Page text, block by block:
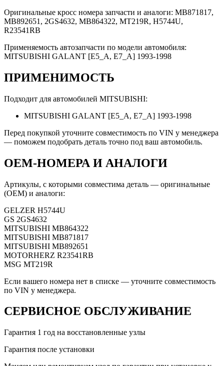
Оригинальные кросс номера запчасти и аналоги: MB871817,
MB892651, 2GS4632, MB864322, MT219R, H5744U,
R23541RB
Применяемость автозапчасти по модели автомобиля:
MITSUBISHI GALANT [E5_A, E7_A] 1993-1998
ПРИМЕНИМОСТЬ
Подходит для автомобилей MITSUBISHI:
MITSUBISHI GALANT [E5_A, E7_A] 1993-1998
Перед покупкой уточните совместимость по VIN у менеджера
— поможем подобрать деталь точно под ваш автомобиль.
OEM-НОМЕРА И АНАЛОГИ
Артикулы, с которыми совместима деталь — оригинальные
(OEM) и аналоги:
GELZER H5744U
GS 2GS4632
MITSUBISHI MB864322
MITSUBISHI MB871817
MITSUBISHI MB892651
MOTORHERZ R23541RB
MSG MT219R
Если вашего номера нет в списке — уточните совместимость
по VIN у менеджера.
СЕРВИСНОЕ ОБСЛУЖИВАНИЕ
Гарантия 1 год на восстановленные узлы
Гарантия после установки